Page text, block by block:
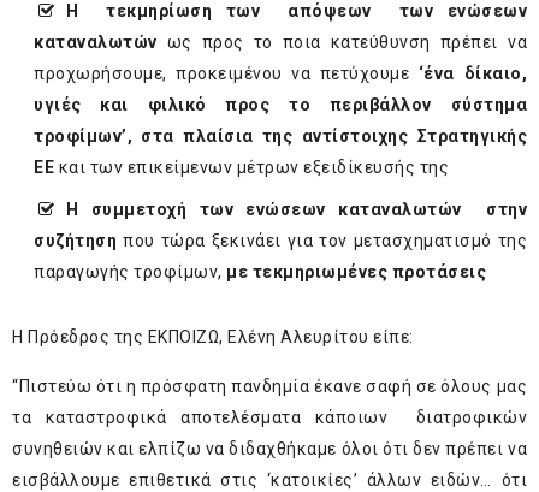
Η τεκμηρίωση των απόψεων των ενώσεων
καταναλωτών ως προς το ποια κατεύθυνση πρέπει να
προχωρήσουμε, προκειμένου να πετύχουμε ‘ένα δίκαιο,
υγιές και φιλικό προς το περιβάλλον σύστημα
τροφίμων’, στα πλαίσια της αντίστοιχης Στρατηγικής
ΕΕ και των επικείμενων μέτρων εξειδίκευσής της
Η συμμετοχή των ενώσεων καταναλωτών στην
συζήτηση που τώρα ξεκινάει για τον μετασχηματισμό της
παραγωγής τροφίμων, με τεκμηριωμένες προτάσεις
Η Πρόεδρος της ΕΚΠΟΙΖΩ, Ελένη Αλευρίτου είπε:
“Πιστεύω ότι η πρόσφατη πανδημία έκανε σαφή σε όλους μας
τα καταστροφικά αποτελέσματα κάποιων διατροφικών
συνηθειών και ελπίζω να διδαχθήκαμε όλοι ότι δεν πρέπει να
εισβάλλουμε επιθετικά στις ‘κατοικίες’ άλλων ειδών… ότι